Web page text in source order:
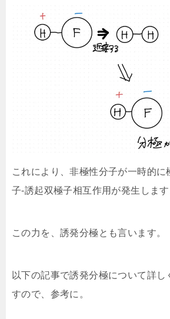
これにより、非極性分子が一時的に
子-誘起双極子相互作用が発生します
この力を、誘発分極とも言います。
以下の記事で誘発分極について詳し
すので、参考に。